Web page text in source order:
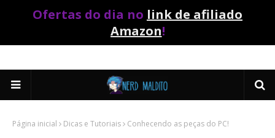
Ofertas do dia no link de afiliado
Amazon!
Página inicial Dicas e Tutoriais Conhecendo as peças do PC!